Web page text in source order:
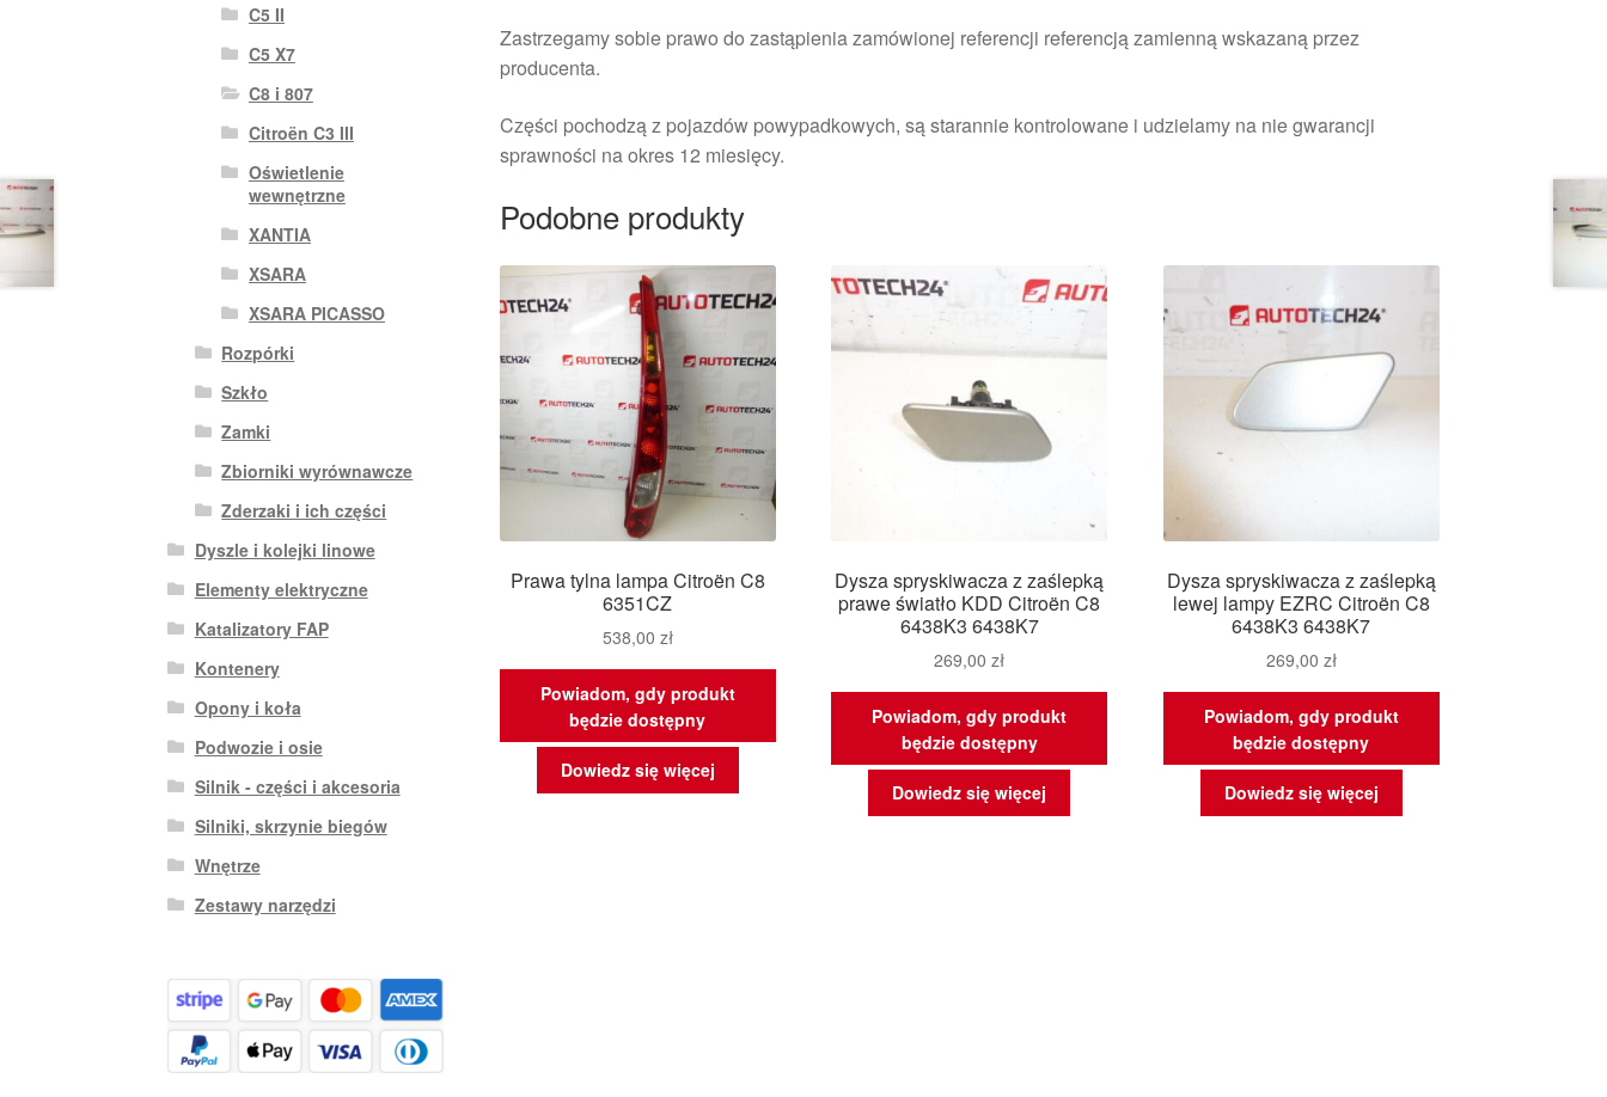
Zastrzegamy sobie prawo do zastąpienia zamówionej referencji referencją zamienną wskazaną przez
producenta.
Części pochodzą z pojazdów powypadkowych, są starannie kontrolowane i udzielamy na nie gwarancji
sprawności na okres 12 miesięcy.
Podobne produkty
Prawa tylna lampa Citroën C8
6351CZ
538,00 zł
Powiadom, gdy produkt
będzie dostępny
Dowiedz się więcej
Dysza spryskiwacza z zaślepką
prawe światło KDD Citroën C8
6438K3 6438K7
269,00zł
Powiadom, gdy produkt
będzie dostępny
Dowiedz się więcej
Dysza spryskiwacza z zaślepką
lewej lampy EZRC Citroën C8
6438K3 6438K7
269,00 zł
Powiadom, gdy produkt
będzie dostępny
Dowiedz się więcej
C5 II
C5 X7
C8 i 807
Citroën C3 III
Oświetlenie
wewnętrzne
XANTIA
XSARA
XSARA PICASSO
Rozpórki
Szkło
Zamki
Zbiorniki wyrównawcze
Zderzaki i ich części
Dyszle i kolejki linowe
Elementy elektryczne
Katalizatory FAP
Kontenery
Opony i koła
Podwozie i osie
Silnik - części i akcesoria
Silniki, skrzynie biegów
Wnętrze
Zestawy narzędzi